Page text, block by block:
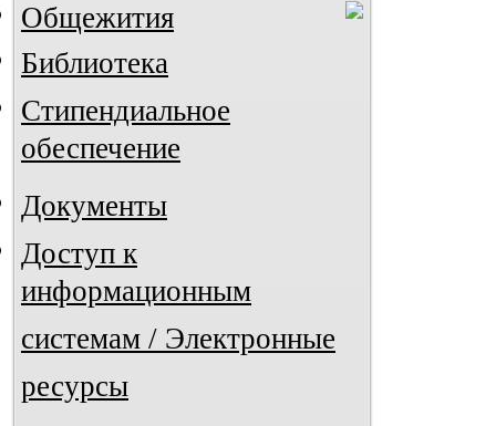
Общежития
Библиотека
Стипендиальное
обеспечение
Документы
Доступ к
информационным
системам / Электронные
ресурсы